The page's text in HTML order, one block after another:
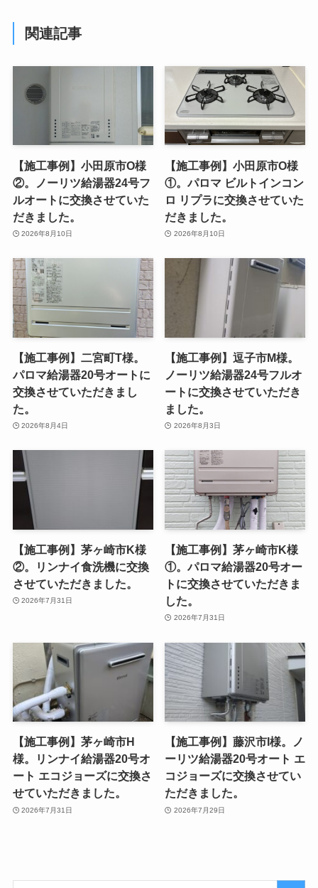
関連記事
【施工事例】小田原市O様
②。ノーリツ給湯器24号フ
ルオートに交換させていた
だきました。
2026年8月10日
【施工事例】小田原市O様
①。パロマ ビルトインコン
ロ リプラに交換させていた
だきました。
2026年8月10日
【施工事例】二宮町T様。
パロマ給湯器20号オートに
交換させていただきまし
た。
2026年8月4日
【施工事例】逗子市M様。
ノーリツ給湯器24号フルオ
ートに交換させていただき
ました。
2026年8月3日
【施工事例】茅ヶ崎市K様
②。リンナイ食洗機に交換
させていただきました。
2026年7月31日
【施工事例】茅ヶ崎市K様
①。パロマ給湯器20号オー
トに交換させていただきま
した。
2026年7月31日
【施工事例】茅ヶ崎市H
様。リンナイ給湯器20号オ
ート エコジョーズに交換さ
せていただきました。
2026年7月31日
【施工事例】藤沢市I様。ノ
ーリツ給湯器20号オート エ
コジョーズに交換させてい
ただきました。
2026年7月29日